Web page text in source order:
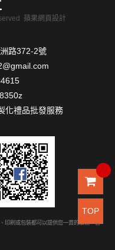
TOP
蘋果網頁設計
路372-2號
化禮品批發服務
刷或包裝都可以提供您一貫的服務。台中